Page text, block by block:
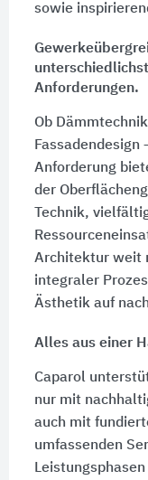
sowie
Anforderungen.
Ob
Fassadendesign
Anforderung
der
Technik,
Architektur weit
integraler
Ästhetik auf
Alles aus einer
Caparol
nur mit
auch mit
umfassenden